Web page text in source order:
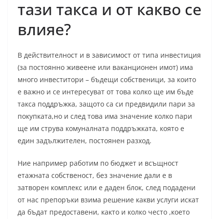
тази такса и от какво се
влияе?
В действителност и в зависимост от типа инвестиция
(за постоянно живеене или ваканционен имот) има
много инвеститори – бъдещи собственици, за които
е важно и се интересуват от това колко ще им бъде
такса поддръжка, защото са си предвидили пари за
покупката,но и след това има значение колко пари
ще им струва комуналната поддръжката, която е
един задължителен, постоянен разход.
Ние например работим по бюджет и всъщност
етажната собственост, без значение дали е в
затворен комплекс или е даден блок, след подадени
от нас препоръки взима решение какви услуги искат
да бъдат предоставени, както и колко често ,което